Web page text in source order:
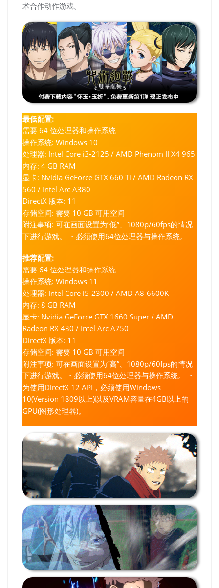
术合作动作游戏。
最低配置:
需要 64 位处理器和操作系统
操作系统: Windows 10
处理器: Intel Core i3-2125 / AMD Phenom II X4 965
内存: 4 GB RAM
显卡: Nvidia GeForce GTX 660 Ti / AMD Radeon RX
560 / Intel Arc A380
DirectX 版本: 11
存储空间: 需要 10 GB 可用空间
附注事项: 可在画面设置为“低”、1080p/60fps的情况
下进行游戏。 ・必须使用64位处理器与操作系统。
推荐配置:
需要 64 位处理器和操作系统
操作系统: Windows 11
处理器: Intel Core i5-2300 / AMD A8-6600K
内存: 8 GB RAM
显卡: Nvidia GeForce GTX 1660 Super / AMD
Radeon RX 480 / Intel Arc A750
DirectX 版本: 11
存储空间: 需要 10 GB 可用空间
附注事项: 可在画面设置为“高”、1080p/60fps的情况
下进行游戏。・必须使用64位处理器与操作系统。 ・
为使用DirectX 12 API，必须使用Windows
10(Version 1809以上)以及VRAM容量在4GB以上的
GPU(图形处理器)。